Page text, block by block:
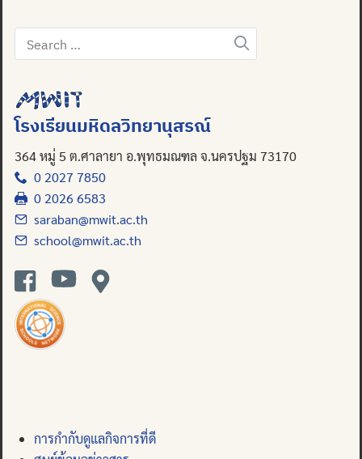
Search
for:
โรงเรียนมหิดลวิทยานุสรณ์
364 หมู่ 5 ต.ศาลายา อ.พุทธมณฑล จ.นครปฐม 73170
0 2027 7850
0 2026 6583
saraban@mwit.ac.th
school@mwit.ac.th
การกำกับดูแลกิจการที่ดี